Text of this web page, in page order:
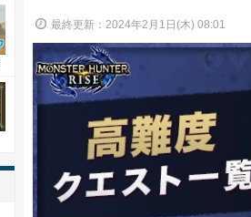
最終更新：2024年2月1日(木) 08:01